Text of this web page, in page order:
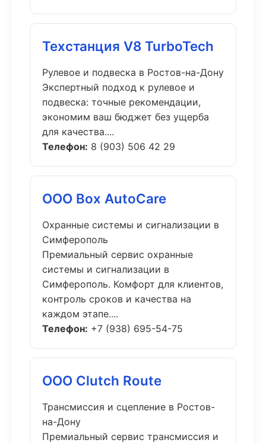
Техстанция V8 TurboTech
Рулевое и подвеска в Ростов-на-Дону
Экспертный подход к рулевое и
подвеска: точные рекомендации,
экономим ваш бюджет без ущерба
для качества....
Телефон: 8 (903) 506 42 29
ООО Box AutoCare
Охранные системы и сигнализации в
Симферополь
Премиальный сервис охранные
системы и сигнализации в
Симферополь. Комфорт для клиентов,
контроль сроков и качества на
каждом этапе....
Телефон: +7 (938) 695-54-75
ООО Clutch Route
Трансмиссия и сцепление в Ростов-
на-Дону
Премиальный сервис трансмиссия и